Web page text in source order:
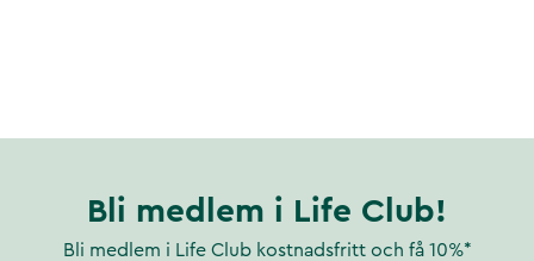
Bli medlem i Life Club!
Bli medlem i Life Club kostnadsfritt och få 10%*